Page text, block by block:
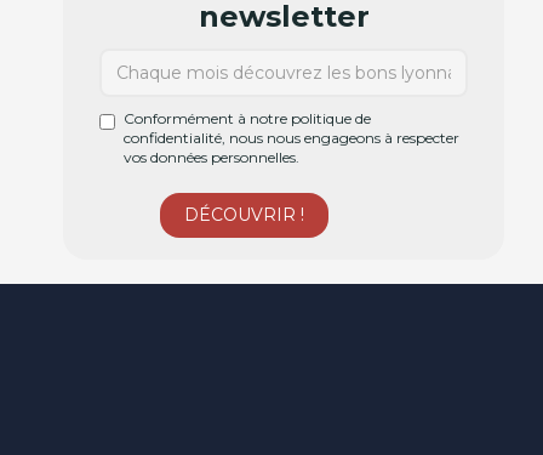
newsletter
Conformément à notre politique de
confidentialité, nous nous engageons à respecter
vos données personnelles.